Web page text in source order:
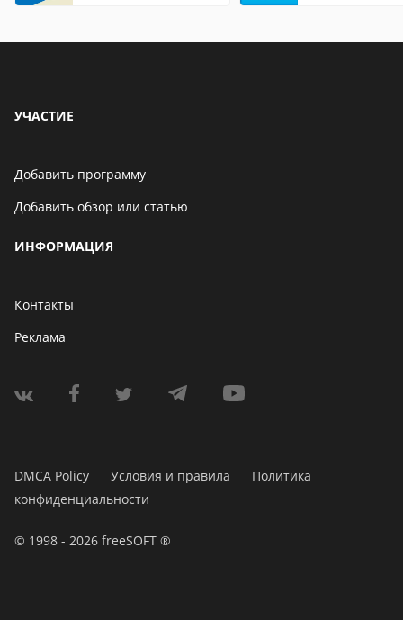
УЧАСТИЕ
Добавить программу
Добавить обзор или статью
ИНФОРМАЦИЯ
Контакты
Реклама
DMCA Policy Условия и правила
Политика
конфиденциальности
© 1998 - 2026 freeSOFT ®